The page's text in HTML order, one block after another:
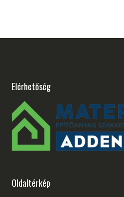
Elérhetőség
Oldaltérkép